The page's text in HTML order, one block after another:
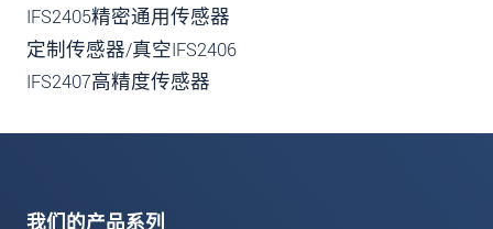
IFS2405精密通用传感器
定制传感器/真空IFS2406
IFS2407高精度传感器
我们的产品系列